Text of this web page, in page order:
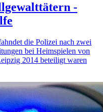
-
die Polizei nach zwei
bei Heimspielen von
2014 beteiligt waren